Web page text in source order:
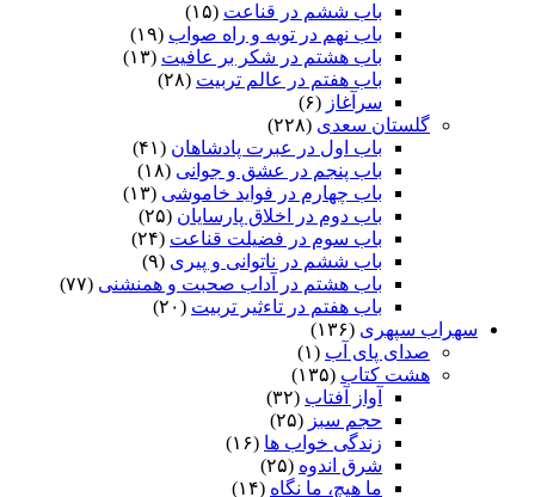
باب ششم در قناعت (۱۵)
باب نهم در توبه و راه صواب (۱۹)
باب هشتم در شکر بر عافیت (۱۳)
باب هفتم در عالم تربیت (۲۸)
سرآغاز (۶)
گلستان سعدی (۲۲۸)
باب اول در عبرت پادشاهان (۴۱)
باب پنجم در عشق و جوانى (۱۸)
باب چهارم در فواید خاموشى (۱۳)
باب دوم در اخلاق پارسایان (۲۵)
باب سوم در فضیلت قناعت (۲۴)
باب ششم در ناتوانى و پیرى (۹)
باب هشتم در آداب صحبت و همنشنى (۷۷)
باب هفتم در تاءثیر تربیت (۲۰)
سهراب سپهری (۱۳۶)
صدای پای آب (۱)
هشت کتاب (۱۳۵)
آواز آفتاب (۳۲)
حجم سبز (۲۵)
زندگی خواب ها (۱۶)
شرق اندوه (۲۵)
ما هیچ، ما نگاه (۱۴)